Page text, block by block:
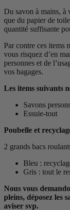
Du savon à mains, à
que du papier de
quantité suffisante
Par contre ces items
vous risquez d’en
personnes et de
vos bagages.
Les items suivants
Savons
Essuie-tout
Poubelle et
2 grands bacs
Bleu :
Gris : tout le
Nous vous
pleins, déposez les
aviser svp.